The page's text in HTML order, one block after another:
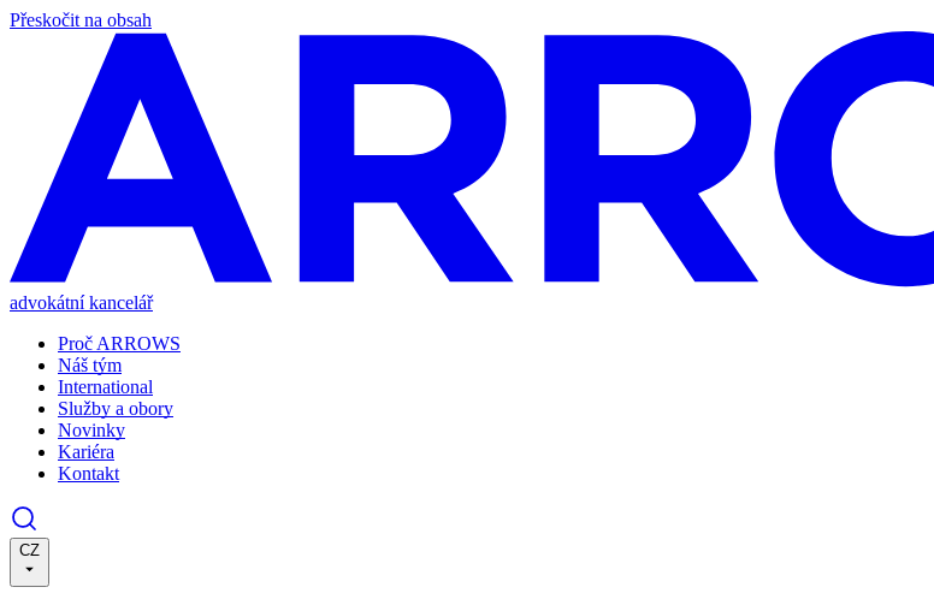
Přeskočit na obsah
advokátní kancelář
Proč ARROWS
Náš tým
International
Služby a obory
Novinky
Kariéra
Kontakt
CZ